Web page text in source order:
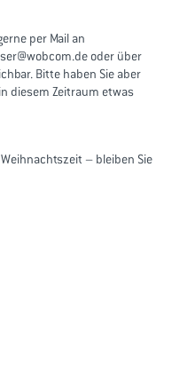
per Mail an
oder über
Bitte haben Sie aber
diesem Zeitraum etwas
– bleiben Sie